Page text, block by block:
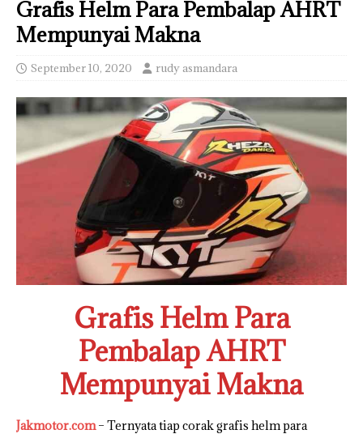
Grafis Helm Para Pembalap AHRT
Mempunyai Makna
September 10, 2020 rudy asmandara
Grafis Helm Para
Pembalap AHRT
Mempunyai Makna
Jakmotor.com– Ternyata tiap corak grafis helm para